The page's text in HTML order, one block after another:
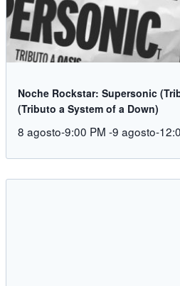
Noche Rockstar: Supersonic
(Tributo a System of a Down)
8 agosto-9:00 PM -9 agosto-